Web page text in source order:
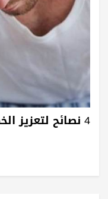
4 نصائح لتعزيز الخصوبة عند الرجال